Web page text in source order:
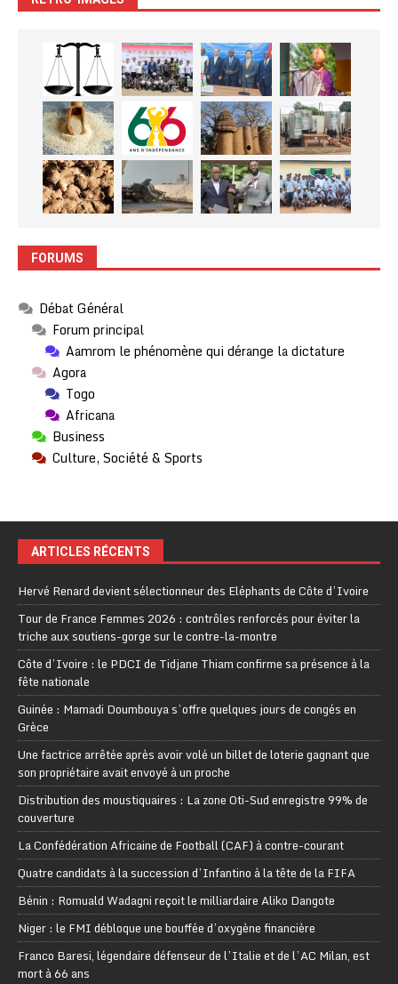
FORUMS
Débat Général
Forum principal
Aamrom le phénomène qui dérange la dictature
Agora
Togo
Africana
Business
Culture, Société & Sports
ARTICLES RÉCENTS
Hervé Renard devient sélectionneur des Eléphants de Côte d’Ivoire
Tour de France Femmes 2026 : contrôles renforcés pour éviter la
triche aux soutiens-gorge sur le contre-la-montre
Côte d’Ivoire : le PDCI de Tidjane Thiam confirme sa présence à la
fête nationale
Guinée : Mamadi Doumbouya s’offre quelques jours de congés en
Grèce
Une factrice arrêtée après avoir volé un billet de loterie gagnant que
son propriétaire avait envoyé à un proche
Distribution des moustiquaires : La zone Oti-Sud enregistre 99% de
couverture
La Confédération Africaine de Football (CAF) à contre-courant
Quatre candidats à la succession d’Infantino à la tête de la FIFA
Bénin : Romuald Wadagni reçoit le milliardaire Aliko Dangote
Niger : le FMI débloque une bouffée d’oxygène financière
Franco Baresi, légendaire défenseur de l’Italie et de l’AC Milan, est
mort à 66 ans